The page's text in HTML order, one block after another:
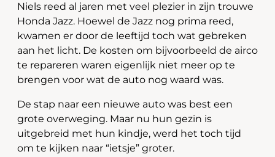
Niels reed al jaren met veel plezier in zijn trouwe
Honda Jazz. Hoewel de Jazz nog prima reed,
kwamen er door de leeftijd toch wat gebreken
aan het licht. De kosten om bijvoorbeeld de airco
te repareren waren eigenlijk niet meer op te
brengen voor wat de auto nog waard was.
De stap naar een nieuwe auto was best een
grote overweging. Maar nu hun gezin is
uitgebreid met hun kindje, werd het toch tijd
om te kijken naar “ietsje” groter.